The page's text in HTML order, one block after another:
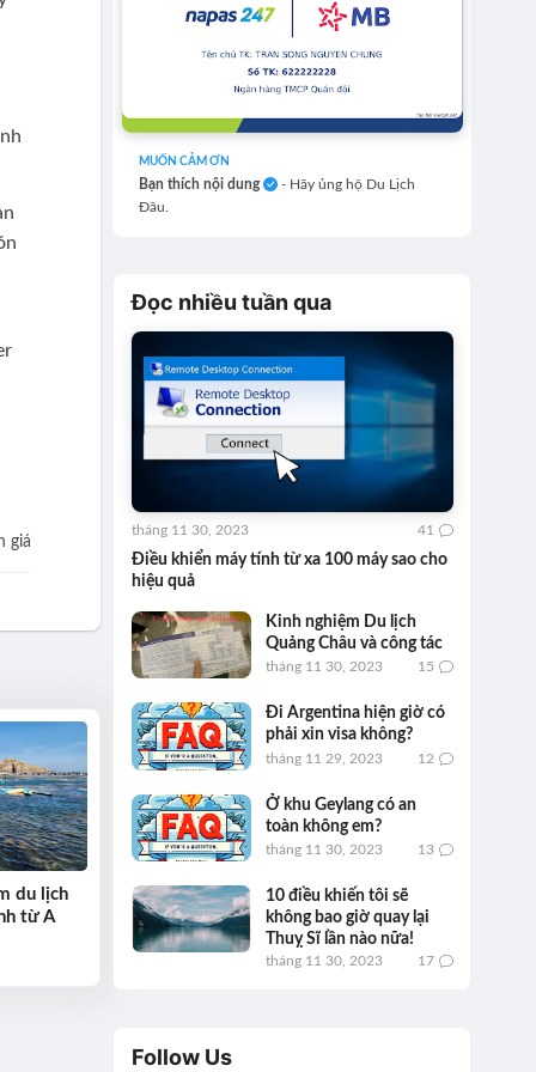
giá
du lịch
từ A
MUỐN CẢM ƠN
Bạn thích nội dung
- Hãy ủng hộ Du Lịch
Đâu.
Đọc nhiều tuần qua
Điều khiển máy tính từ xa 100 máy sao cho
hiệu quả
tháng 11 30, 2023 41
Kinh nghiệm Du lịch
Quảng Châu và công tác
tháng 11 30, 2023 15
Đi Argentina hiện giờ có
phải xin visa không?
tháng 11 29, 2023 12
Ở khu Geylang có an
toàn không em?
tháng 11 30, 2023 13
10 điều khiến tôi sẽ
không bao giờ quay lại
Thuỵ Sĩ lần nào nữa!
tháng 11 30, 2023 17
Follow Us